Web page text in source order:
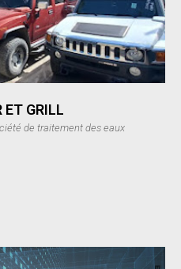
ET GRILL
de traitement des eaux